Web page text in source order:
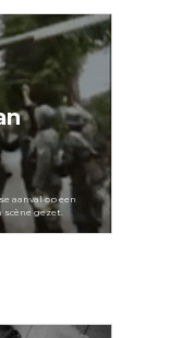
aanval op een
gezet.